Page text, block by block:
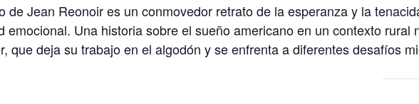
de Jean Reonoir es un conmovedor retrato de la esperanza y la
emocional. Una historia sobre el sueño americano en un contexto
que deja su trabajo en el algodón y se enfrenta a diferentes desafíos